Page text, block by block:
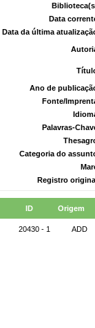
Data
Data da última
Ano de
Fonte/
Palavras-
Categoria do
Registro
ID Origem
20430 - 1 ADD